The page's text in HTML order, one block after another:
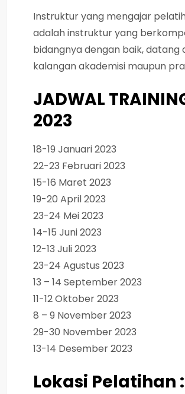
Instruktur yang mengajar
adalah instruktur yang
bidangnya dengan baik, datang
kalangan akademisi maupun
JADWAL
2023
18-19 Januari 2023
22-23 Februari 2023
15-16 Maret 2023
19-20 April 2023
23-24 Mei 2023
14-15 Juni 2023
12-13 Juli 2023
23-24 Agustus 2023
13 – 14 September 2023
11-12 Oktober 2023
8 – 9 November 2023
29-30 November 2023
13-14 Desember 2023
Lokasi Pelatihan :